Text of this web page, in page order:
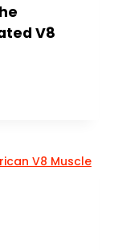
V8